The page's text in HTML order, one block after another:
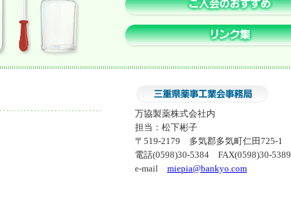
万協製薬株式会社内
担当：松下彬子
〒519-2179 多気郡多気町仁田725-1
電話(0598)30-5384 FAX(0598)30-5389
e-mail miepia@bankyo.com